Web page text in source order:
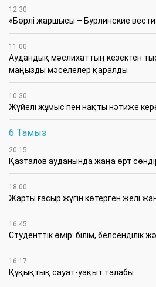
12:30
«Бөрлі жаршысы – Бурлинские
11:00
Аудандық мәслихаттың кезектен
маңызды мәселелер қаралды
10:30
Жүйелі жұмыс пен нақты нәтиже
6 Тамыз
20:15
Қазталов ауданында жаңа өрт
18:00
Жарты ғасыр жүгін көтерген желі
16:45
Студенттік өмір: білім, белсенділік
16:17
Құқықтық сауат-уақыт талабы